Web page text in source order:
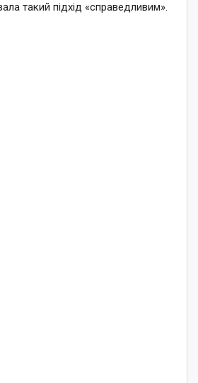
такий підхід «справедливим».